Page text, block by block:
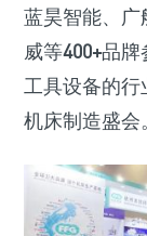
蓝昊智能、广
威等400+品牌
工具设备的
机床制造盛会。